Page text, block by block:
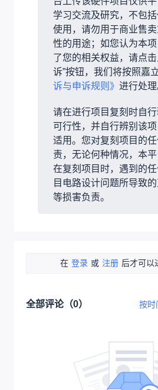
学习交流及研究，不包
使用，请勿用于商业售卖
性的用途；如您认为本
了您的相关权益，请点击
诉”按钮，我们将按照嘉
诉与申诉规则》 进行处理
请在进行项目复刻时自
可行性，并自行辨别该
适用。您对复刻项目的
责，无论何种情况，本
在复刻项目时，遇到的
目电路设计问题所导致
等损害负责。
在 登录 或 注册 后才可以
全部评论（0） 按时